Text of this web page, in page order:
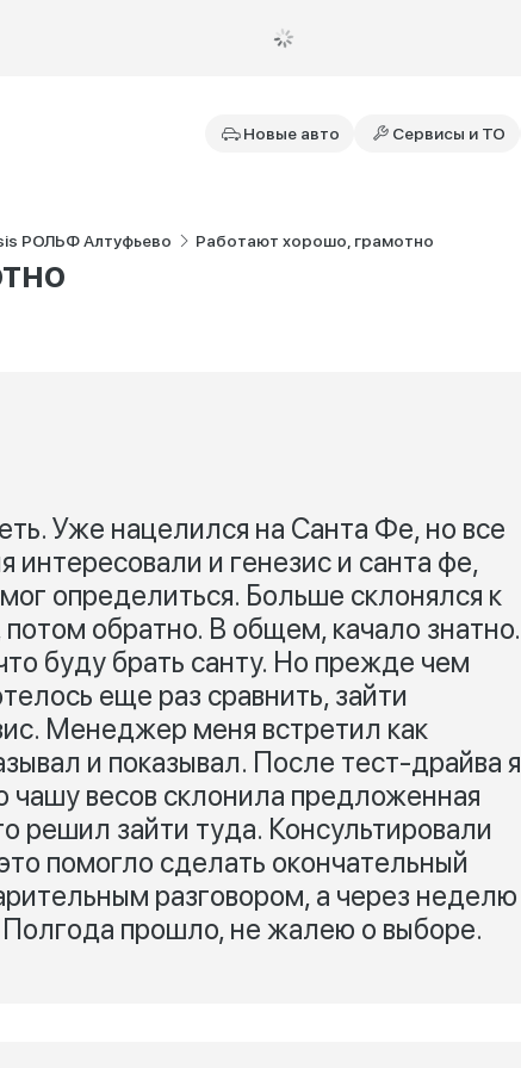
Новые авто Сервисы и ТО
РОЛЬФ Алтуфьево Работают хорошо, грамотно
Уже нацелился на Санта Фе, но все
и генезис и санта фе,
определиться. Больше склонялся к
потом обратно. В общем, качало знатно.
буду брать санту. Но прежде чем
еще раз сравнить, зайти
Менеджер меня встретил как
и показывал. После тест-драйва я
чашу весов склонила предложенная
решил зайти туда. Консультировали
помогло сделать окончательный
разговором, а через неделю
прошло, не жалею о выборе.